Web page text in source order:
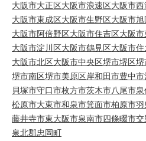
大阪市大正区大阪市浪速区大阪市
大阪市東成区大阪市生野区大阪市旭
大阪市阿倍野区大阪市住吉区大阪
大阪市淀川区大阪市鶴見区大阪市
大阪市北区大阪市中央区堺市堺区堺
堺市南区堺市美原区岸和田市豊中市
貝塚市守口市枚方市茨木市八尾市
松原市大東市和泉市箕面市柏原市羽
藤井寺市東大阪市泉南市四條畷市交
泉北郡忠岡町